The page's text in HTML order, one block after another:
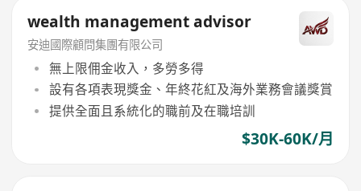
wealth management advisor
安迪國際顧問集團有限公司
無上限佣金收入，多勞多得
設有各項表現獎金、年終花紅及海外業務會議獎賞
提供全面且系統化的職前及在職培訓
$30K-60K/月